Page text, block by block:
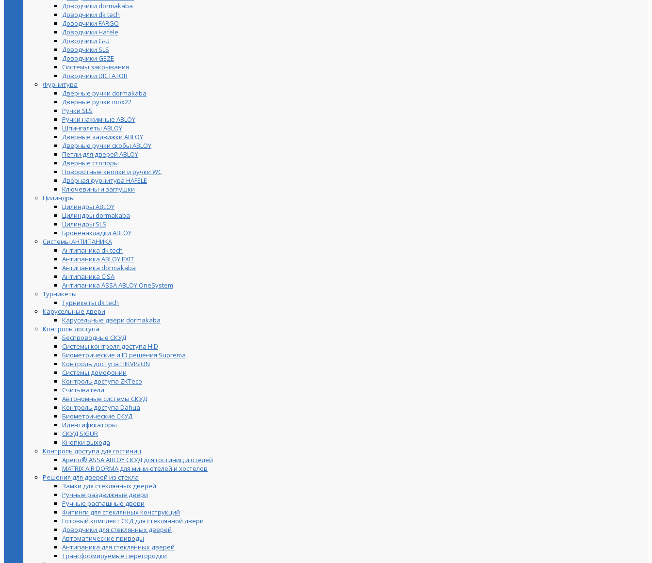
Доводчики dormakaba
Доводчики dk tech
Доводчики FARGO
Доводчики Hafele
Доводчики G-U
Доводчики SLS
Доводчики GEZE
Cистемы закрывания
Доводчики DICTATOR
Фурнитура
Дверные ручки dormakaba
Дверные ручки inox22
Ручки SLS
Ручки нажимные ABLOY
Шпингалеты ABLOY
Дверные задвижки ABLOY
Дверные ручки скобы ABLOY
Петли для дверей ABLOY
Дверные стопоры
Поворотные кнопки и ручки WC
Дверная фурнитура HAFELE
Ключевины и заглушки
Цилиндры
Цилиндры ABLOY
Цилиндры dormakaba
Цилиндры SLS
Броненакладки ABLOY
Системы АНТИПАНИКА
Антипаника dk tech
Антипаника ABLOY EXIT
Антипаника dormakaba
Антипаника СISA
Антипаника ASSA ABLOY OneSystem
Турникеты
Турникеты dk tech
Карусельные двери
Карусельные двери dormakaba
Контроль доступа
Беспроводные СКУД
Системы контроля доступа HID
Биометрические и ID решения Suprema
Контроль доступа HIKVISION
Системы домофонии
Контроль доступа ZKTeco
Считыватели
Автономные системы СКУД
Контроль доступа Dahua
Биометрические СКУД
Идентификаторы
СКУД SIGUR
Кнопки выхода
Контроль доступа для гостиниц
Aperio® ASSA ABLOY СКУД для гостиниц и отелей
MATRIX AIR DORMA для мини-отелей и хостелов
Решения для дверей из стекла
Замки для стеклянных дверей
Ручные раздвижные двери
Ручные распашные двери
Фитинги для стеклянных конструкций
Готовый комплект СКД для стеклянной двери
Доводчики для стеклянных дверей
Автоматические приводы
Антипаника для стеклянных дверей
Трансформируемые перегородки